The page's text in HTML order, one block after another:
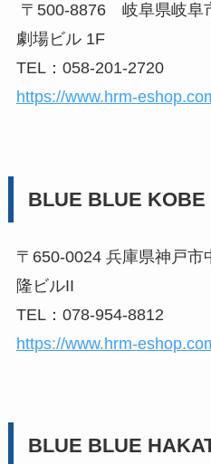
〒500-8876 岐阜県岐阜
劇場ビル 1F
TEL：058-201-2720
https://www.hrm-
BLUE BLUE KOBE
〒650-0024 兵庫県神戸
隆ビルII
TEL：078-954-8812
https://www.hrm-
BLUE BLUE